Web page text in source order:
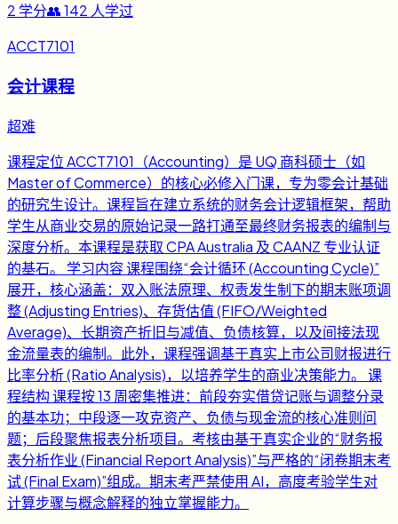
2 学分👥142 人学过
ACCT7101
会计课程
超难
课程定位 ACCT7101（Accounting）是 UQ 商科硕士（如
Master of Commerce）的核心必修入门课，专为零会计基础
的研究生设计。课程旨在建立系统的财务会计逻辑框架，帮助
学生从商业交易的原始记录一路打通至最终财务报表的编制与
深度分析。本课程是获取 CPA Australia 及 CAANZ 专业认证
的基石。 学习内容 课程围绕“会计循环 (Accounting Cycle)”
展开，核心涵盖：双入账法原理、权责发生制下的期末账项调
整 (Adjusting Entries)、存货估值 (FIFO/Weighted
Average)、长期资产折旧与减值、负债核算，以及间接法现
金流量表的编制。此外，课程强调基于真实上市公司财报进行
比率分析 (Ratio Analysis)，以培养学生的商业决策能力。 课
程结构 课程按 13 周密集推进：前段夯实借贷记账与调整分录
的基本功；中段逐一攻克资产、负债与现金流的核心准则问
题；后段聚焦报表分析项目。考核由基于真实企业的“财务报
表分析作业 (Financial Report Analysis)”与严格的“闭卷期末考
试 (Final Exam)”组成。期末考严禁使用 AI，高度考验学生对
计算步骤与概念解释的独立掌握能力。